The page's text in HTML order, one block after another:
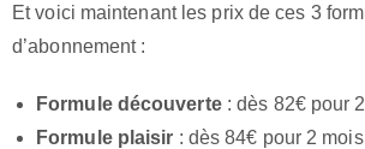
Et voici maintenant les prix de ces 3
d’abonnement :
Formule découverte: dès 82€ pour
Formule plaisir : dès 84€ pour 2